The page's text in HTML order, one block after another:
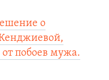
о
от побоев мужа.